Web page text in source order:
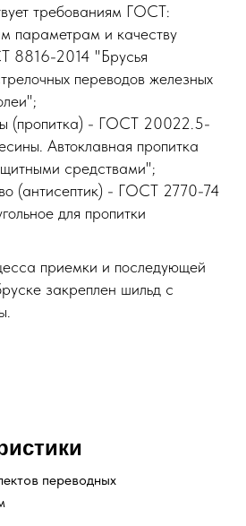
требованиям ГОСТ:
параметрам и качеству
8816-2014 "Брусья
переводов железных
(пропитка) - ГОСТ 20022.5-
Автоклавная пропитка
средствами";
(антисептик) - ГОСТ 2770-74
для пропитки
приемки и последующей
закреплен шильд с
переводных